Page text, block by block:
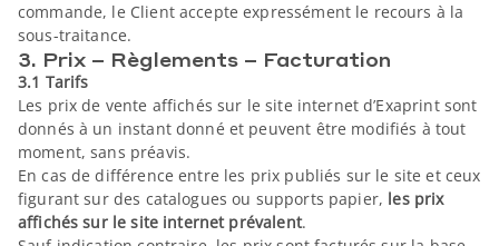
commande, le Client accepte expressément le recours à la
sous-traitance.
3. Prix – Règlements – Facturation
3.1 Tarifs
Les prix de vente affichés sur le site internet d’Exaprint sont
donnés à un instant donné et peuvent être modifiés à tout
moment, sans préavis.
En cas de différence entre les prix publiés sur le site et ceux
figurant sur des catalogues ou supports papier, les prix
affichés sur le site internet prévalent.